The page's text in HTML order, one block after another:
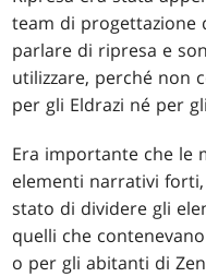
team di progettazione
parlare di ripresa e
utilizzare, perché non
per gli Eldrazi né per
Era importante che le
elementi narrativi
stato di dividere gli
quelli che
o per gli abitanti di